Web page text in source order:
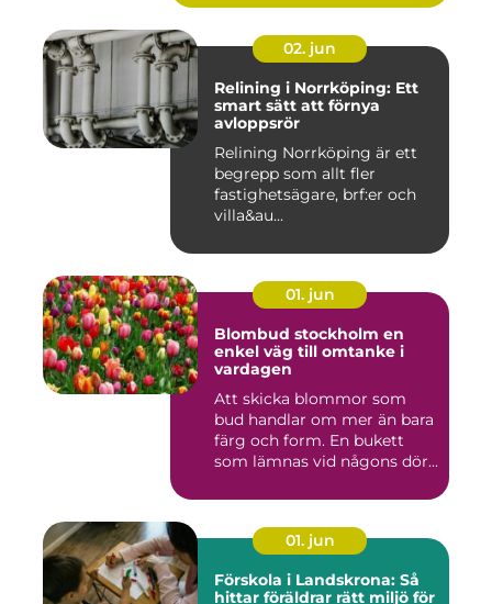
02. jun
Relining i Norrköping: Ett
smart sätt att förnya
avloppsrör
Relining Norrköping är ett
begrepp som allt fler
fastighetsägare, brf:er och
villa&au...
01. jun
Blombud stockholm en
enkel väg till omtanke i
vardagen
Att skicka blommor som
bud handlar om mer än bara
färg och form. En bukett
som lämnas vid någons dör...
01. jun
Förskola i Landskrona: Så
hittar föräldrar rätt miljö för